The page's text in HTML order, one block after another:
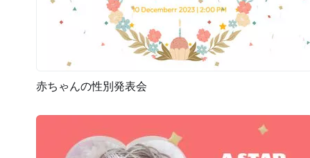
プレビュー
赤ちゃんの性別発表会